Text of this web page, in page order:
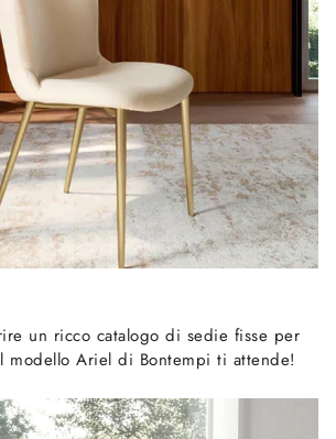
un ricco catalogo di sedie fisse per
modello Ariel di Bontempi ti attende!